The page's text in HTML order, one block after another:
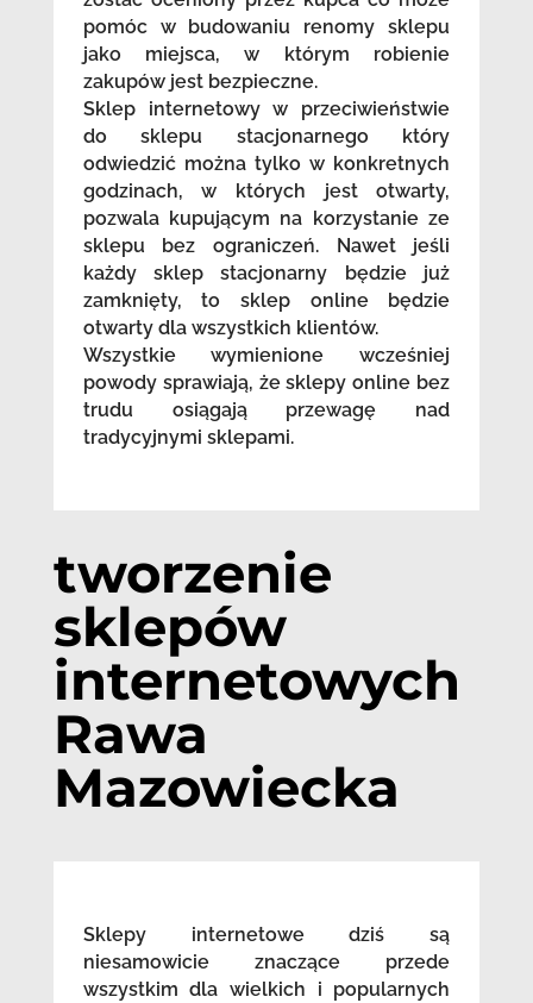
pomóc w budowaniu renomy sklepu
jako miejsca, w którym robienie
zakupów jest bezpieczne.
Sklep internetowy w przeciwieństwie
do sklepu stacjonarnego który
odwiedzić można tylko w konkretnych
godzinach, w których jest otwarty,
pozwala kupującym na korzystanie ze
sklepu bez ograniczeń. Nawet jeśli
każdy sklep stacjonarny będzie już
zamknięty, to sklep online będzie
otwarty dla wszystkich klientów.
Wszystkie wymienione wcześniej
powody sprawiają, że sklepy online bez
trudu osiągają przewagę nad
tradycyjnymi sklepami.
tworzenie
sklepów
internetowych
Rawa
Mazowiecka
Sklepy internetowe dziś są
niesamowicie znaczące przede
wszystkim dla wielkich i popularnych